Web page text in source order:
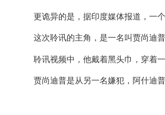
更诡异的是，据印度媒体报道，一
这次聆讯的主角，是一名叫贾尚迪
聆讯视频中，他戴着黑头巾，穿着
贾尚迪普是从另一名嫌犯，阿什迪